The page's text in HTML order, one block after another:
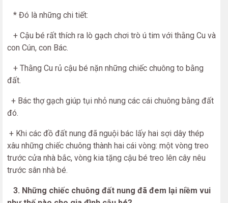
* Đó là những chi tiết:
+ Cậu bé rất thích ra lò gạch chơi trò ú tim với thằng Cu và
con Cún, con Bác.
+ Thằng Cu rủ cậu bé nặn những chiếc chuông to bằng
đất.
+ Bác thợ gạch giúp tụi nhỏ nung các cái chuông bằng đất
đó.
+ Khi các đồ đất nung đã nguội bác lấy hai sợi dây thép
xâu những chiếc chuông thành hai cái vòng: một vòng treo
trước cửa nhà bắc, vòng kia tặng cậu bé treo lên cây nêu
trước sân nhà bé.
3. Những chiếc chuông đất nung đã đem lại niềm vui